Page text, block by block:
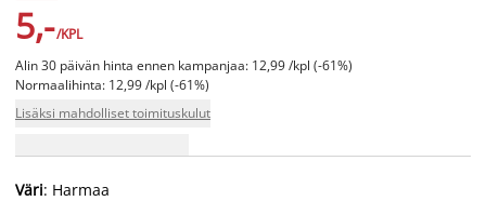
5,-/KPL
Alin 30 päivän hinta ennen kampanjaa: 12,99 /kpl (-61%)
Normaalihinta: 12,99 /kpl (-61%)
Lisäksi mahdolliset toimituskulut
Väri: Harmaa